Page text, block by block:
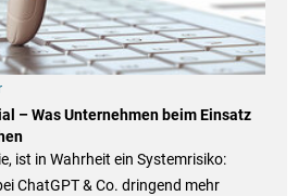
– Was Unternehmen beim Einsatz
ist in Wahrheit ein Systemrisiko:
ChatGPT & Co. dringend mehr